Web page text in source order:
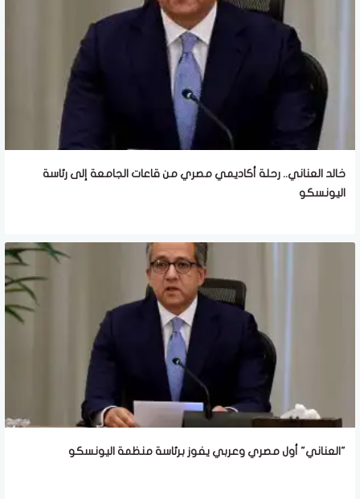
خالد العناني.. رحلة أكاديمي مصري من قاعات الجامعة إلى رئاسة
اليونسكو
"العناني" أول مصري وعربي يفوز برئاسة منظمة اليونسكو